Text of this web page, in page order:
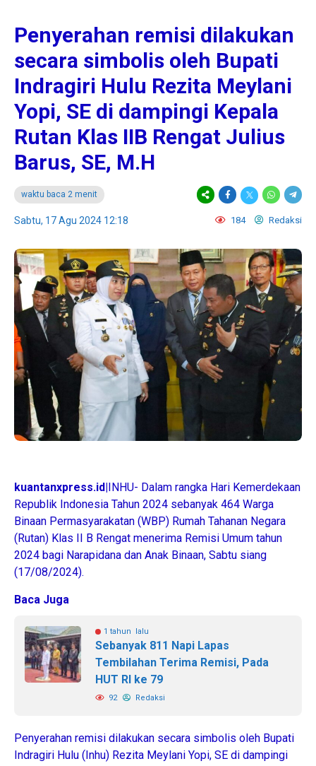
Penyerahan remisi dilakukan
secara simbolis oleh Bupati
Indragiri Hulu Rezita Meylani
Yopi, SE di dampingi Kepala
Rutan Klas IIB Rengat Julius
Barus, SE, M.H
waktu baca 2 menit
Sabtu, 17 Agu 2024 12:18 184 Redaksi
kuantanxpress.id|INHU- Dalam rangka Hari Kemerdekaan
Republik Indonesia Tahun 2024 sebanyak 464 Warga
Binaan Permasyarakatan (WBP) Rumah Tahanan Negara
(Rutan) Klas II B Rengat menerima Remisi Umum tahun
2024 bagi Narapidana dan Anak Binaan, Sabtu siang
(17/08/2024).
Baca Juga
1 tahun lalu
Sebanyak 811 Napi Lapas
Tembilahan Terima Remisi, Pada
HUT RI ke 79
92 Redaksi
Penyerahan remisi dilakukan secara simbolis oleh Bupati
Indragiri Hulu (Inhu) Rezita Meylani Yopi, SE di dampingi